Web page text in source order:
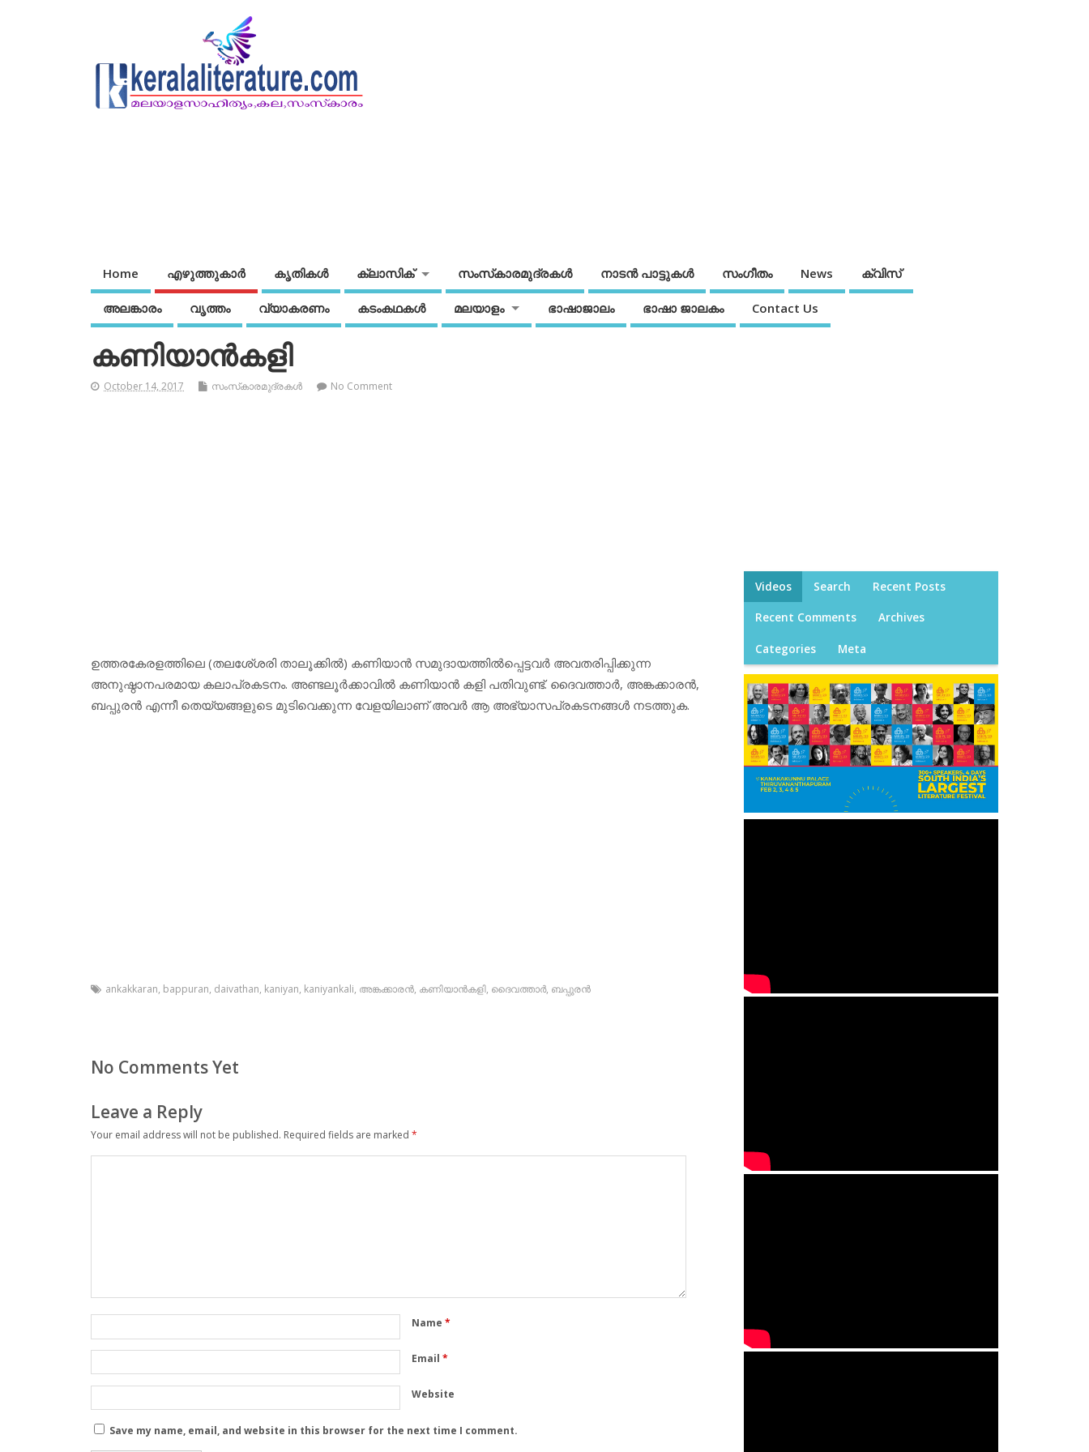
Home എഴുത്തുകാര്‍ കൃതികൾ ക്ലാസിക് സംസ്‌കാരമുദ്രകള്‍ നാടന്‍ പാട്ടുകള്‍ സംഗീതം News ക്വിസ്
അലങ്കാരം വൃത്തം വ്യാകരണം കടംകഥകള്‍ മലയാളം ഭാഷാജാലം ഭാഷാ ജാലകം Contact Us
കണിയാന്‍കളി
October 14, 2017 സംസ്‌കാരമുദ്രകള്‍ No Comment
ഉത്തരകേരളത്തിലെ (തലശേ്ശരി താലൂക്കില്‍) കണിയാന്‍ സമുദായത്തില്‍പ്പെട്ടവര്‍ അവതരിപ്പിക്കുന്ന
അനുഷ്ഠാനപരമായ കലാപ്രകടനം. അണ്ടലൂര്‍ക്കാവില്‍ കണിയാന്‍ കളി പതിവുണ്ട്. ദൈവത്താര്‍, അങ്കക്കാരന്‍,
ബപ്പുരന്‍ എന്നീ തെയ്യങ്ങളുടെ മുടിവെക്കുന്ന വേളയിലാണ് അവര്‍ ആ അഭ്യാസപ്രകടനങ്ങള്‍ നടത്തുക.
ankakkaran, bappuran, daivathan, kaniyan, kaniyankali, അങ്കക്കാരന്‍, കണിയാന്‍കളി, ദൈവത്താര്‍, ബപ്പുരന്‍
No Comments Yet
Leave a Reply
Your email address will not be published. Required fields are marked *
Name *
Email *
Website
Save my name, email, and website in this browser for the next time I comment.
Videos Search Recent Posts
Recent Comments Archives
Categories Meta